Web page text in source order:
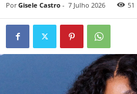
Por Gisele Castro - 7 Julho 2026 51